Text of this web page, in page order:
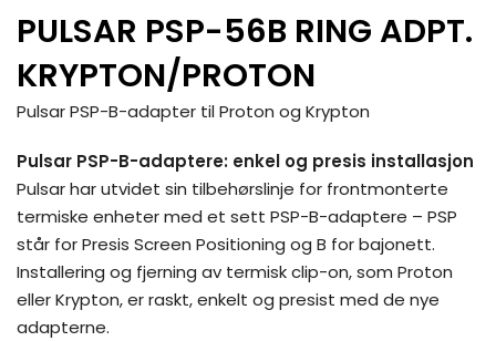
PULSAR PSP-56B RING ADPT.
KRYPTON/PROTON
Pulsar PSP-B-adapter til Proton og Krypton
Pulsar PSP-B-adaptere: enkel og presis installasjon
Pulsar har utvidet sin tilbehørslinje for frontmonterte
termiske enheter med et sett PSP-B-adaptere – PSP
står for Presis Screen Positioning og B for bajonett.
Installering og fjerning av termisk clip-on, som Proton
eller Krypton, er raskt, enkelt og presist med de nye
adapterne.